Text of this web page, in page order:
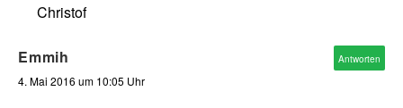
Christof
Emmih
4. Mai 2016 um 10:05 Uhr
Antworten